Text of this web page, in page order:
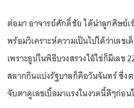
ต่อมา อาจารย์ศักดิ์ชัย ได้นำลูกศิษย์เ
พร้อมวิเคราะห์ความเป็นไปได้ว่าเลข
เพราะธูปในพิธีบวงสรวงไอ้ไข่ก็มีเลข
สลากกินแบ่งรัฐบาลก็คือวันจันทร์ ซึ่ง
จับตาดูเลขเบิ้ลมาแรงในงวดนี้ดีๆก่อน